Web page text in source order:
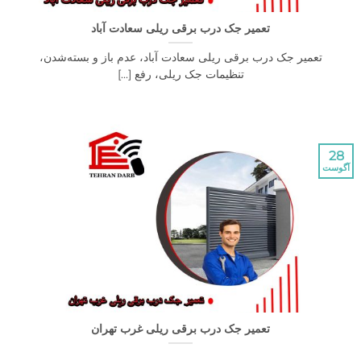
تعمیر جک درب برقی ریلی سعادت آباد
جک درب برقی ریلی سعادت آباد، عدم باز و بسته‌شدن،
تنظیمات جک ریلی، رفع [...]
تعمیر جک درب برقی ریلی غرب تهران